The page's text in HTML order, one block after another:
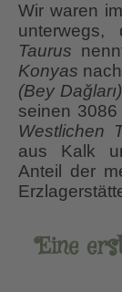
Wir waren
Taurus
Konyas
(Bey Dağları)
seinen
Westlichen
aus Kalk
Anteil der
Eine